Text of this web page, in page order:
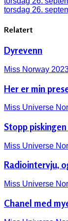
torsdag 26.
Relatert
Dyrevenn
Miss Norway
Her er min
Miss Universe
Stopp
Miss Universe
Radiointervju,
Miss Universe
Chanel med